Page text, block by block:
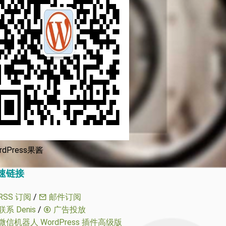
果酱
链接
订阅 /
邮件订阅
系 Denis /
广告投放
信机器人 WordPress 插件高级版